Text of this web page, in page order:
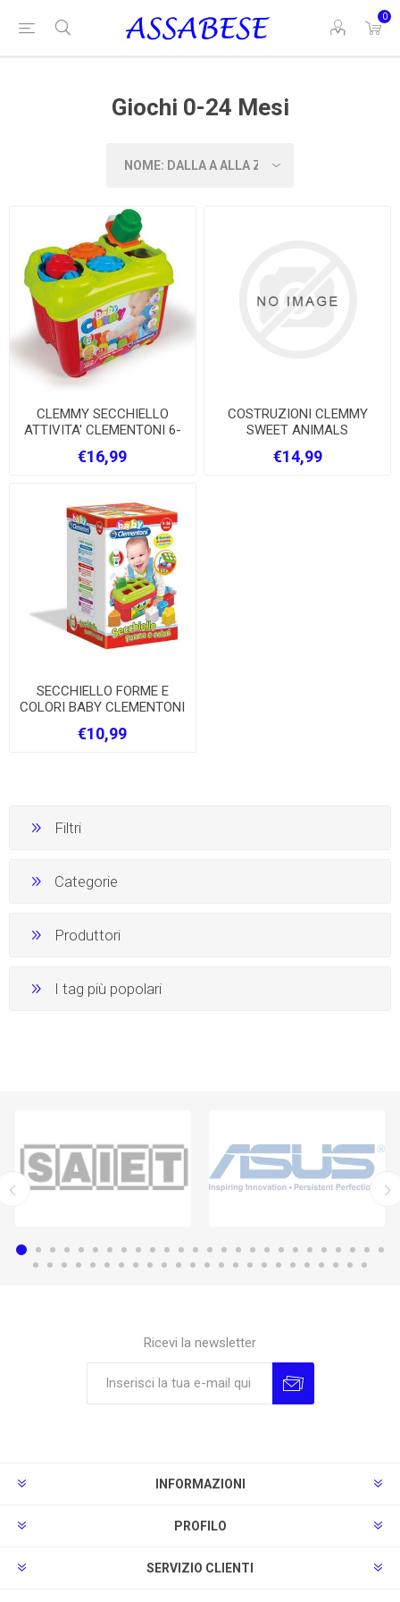
0
Giochi 0-24 Mesi
CLEMMY SECCHIELLO
ATTIVITA' CLEMENTONI 6-
€16,99
COSTRUZIONI CLEMMY
SWEET ANIMALS
€14,99
SECCHIELLO FORME E
COLORI BABY CLEMENTONI
€10,99
Filtri
Categorie
Produttori
I tag più popolari
Ricevi la newsletter
INFORMAZIONI
PROFILO
SERVIZIO CLIENTI